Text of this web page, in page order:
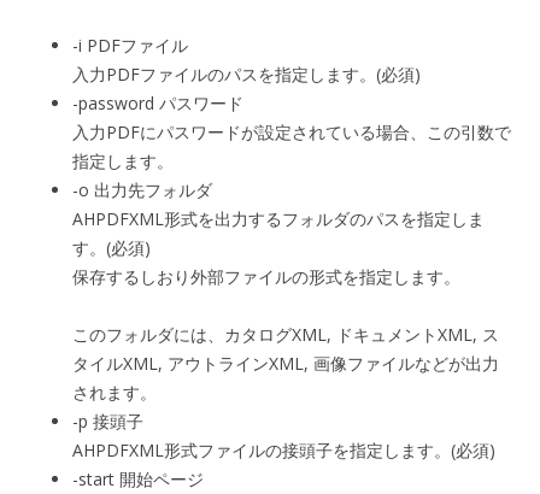
-i PDFファイル
入力PDFファイルのパスを指定します。(必須)
-password パスワード
入力PDFにパスワードが設定されている場合、この引数で
指定します。
-o 出力先フォルダ
AHPDFXML形式を出力するフォルダのパスを指定しま
す。(必須)
保存するしおり外部ファイルの形式を指定します。
このフォルダには、カタログXML, ドキュメントXML, ス
タイルXML, アウトラインXML, 画像ファイルなどが出力
されます。
-p 接頭子
AHPDFXML形式ファイルの接頭子を指定します。(必須)
-start 開始ページ